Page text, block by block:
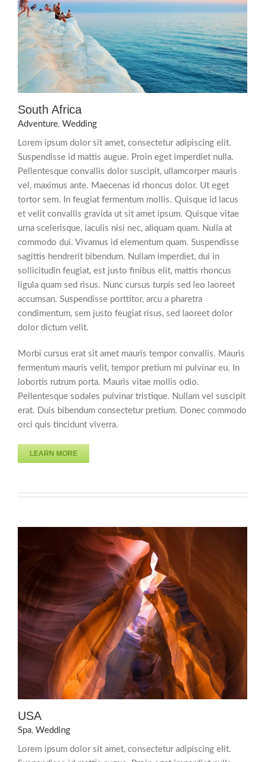
South Africa
Adventure, Wedding
Lorem ipsum dolor sit amet, consectetur adipiscing elit.
Suspendisse id mattis augue. Proin eget imperdiet nulla.
Pellentesque convallis dolor suscipit, ullamcorper mauris
vel, maximus ante. Maecenas id rhoncus dolor. Ut eget
tortor sem. In feugiat fermentum mollis. Quisque id lacus
et velit convallis gravida ut sit amet ipsum. Quisque vitae
urna scelerisque, iaculis nisi nec, aliquam quam. Nulla at
commodo dui. Vivamus id elementum quam. Suspendisse
sagittis hendrerit bibendum. Nullam imperdiet, dui in
sollicitudin feugiat, est justo finibus elit, mattis rhoncus
ligula quam sed risus. Nunc cursus turpis sed leo laoreet
accumsan. Suspendisse porttitor, arcu a pharetra
condimentum, sem justo feugiat risus, sed laoreet dolor
dolor dictum velit.
Morbi cursus erat sit amet mauris tempor convallis. Mauris
fermentum mauris velit, tempor pretium mi pulvinar eu. In
lobortis rutrum porta. Mauris vitae mollis odio.
Pellentesque sodales pulvinar tristique. Nullam vel suscipit
erat. Duis bibendum consectetur pretium. Donec commodo
orci quis tincidunt viverra.
LEARN MORE
USA
Spa, Wedding
Lorem ipsum dolor sit amet, consectetur adipiscing elit.